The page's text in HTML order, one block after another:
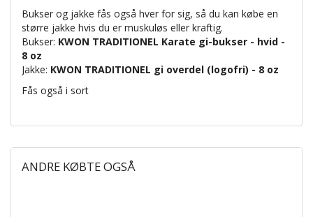
Bukser og jakke fås også hver for sig, så du kan købe en
større jakke hvis du er muskuløs eller kraftig.
Bukser: KWON TRADITIONEL Karate gi-bukser - hvid -
8 oz
Jakke: KWON TRADITIONEL gi overdel (logofri) - 8 oz
Fås også i sort
ANDRE KØBTE OGSÅ